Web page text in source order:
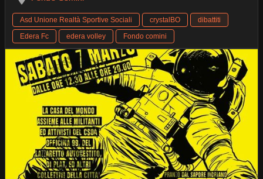
Asd Unione Realtà Sportive Sociali crystalBO
dibattiti
Edera Fc
edera volley Fondo comini